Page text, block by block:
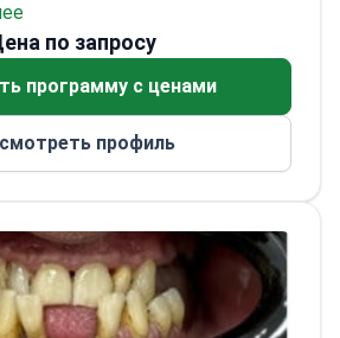
центре Excelentis. Он
реабилитацией.
полости рта с балансом
европейских центрах.
в соответствии с
мировыми стандартами
и ортопедической
по запросу
программу с ценами
профиль